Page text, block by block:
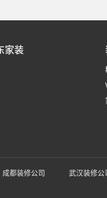
家装
成都装修公司 武汉装修公